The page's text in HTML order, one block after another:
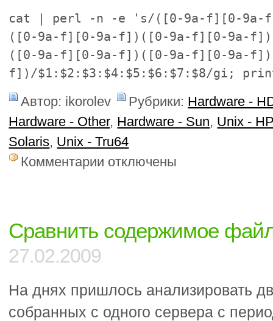
cat | perl -n -e 's/([0-9a-f][0-
([0-9a-f][0-9a-f])([0-9a-f][0-9a-
([0-9a-f][0-9a-f])([0-9a-f][0-9a-
f])/$1:$2:$3:$4:$5:$6:$7:$8/gi;
Автор: ikorolev Рубрики: Hardware -
Hardware - Other, Hardware - Sun, Unix -
Solaris, Unix - Tru64
Комментарии записи
отключены
Сравнить содержимое
27.02.2009
На днях пришлось анализировать
собранных с одного сервера с